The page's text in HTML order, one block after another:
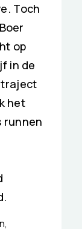
Toch
op
in de
traject
het
runnen